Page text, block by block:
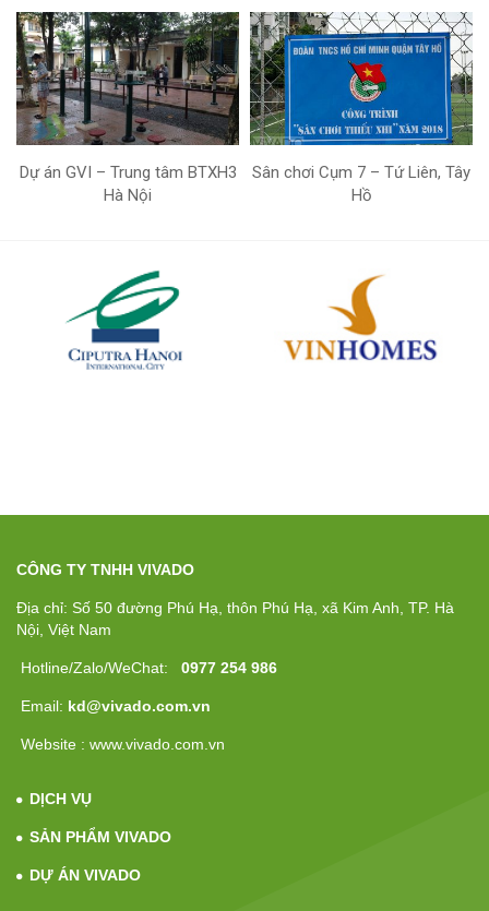
Dự án GVI – Trung tâm BTXH3
Hà Nội
Sân chơi Cụm 7 – Tứ Liên, Tây
Hồ
CÔNG TY TNHH VIVADO
Địa chỉ: Số 50 đường Phú Hạ, thôn Phú Hạ, xã Kim Anh, TP. Hà
Nội, Việt Nam
Hotline/Zalo/WeChat: 0977 254 986
Email: kd@vivado.com.vn
Website : www.vivado.com.vn
DỊCH VỤ
SẢN PHẨM VIVADO
DỰ ÁN VIVADO